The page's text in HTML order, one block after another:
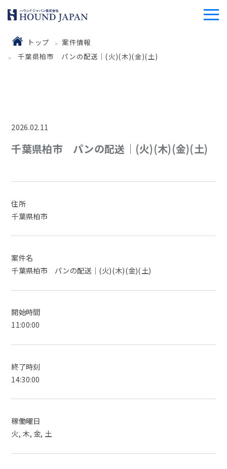
トップ
案件情報
千葉県柏市 パンの配送｜(火)(木)(金)(土)
2026.02.11
千葉県柏市 パンの配送｜(火)(木)(金)(土)
住所
千葉県柏市
案件名
千葉県柏市 パンの配送｜(火)(木)(金)(土)
開始時間
11:00:00
終了時刻
14:30:00
稼働曜日
火, 木, 金, 土